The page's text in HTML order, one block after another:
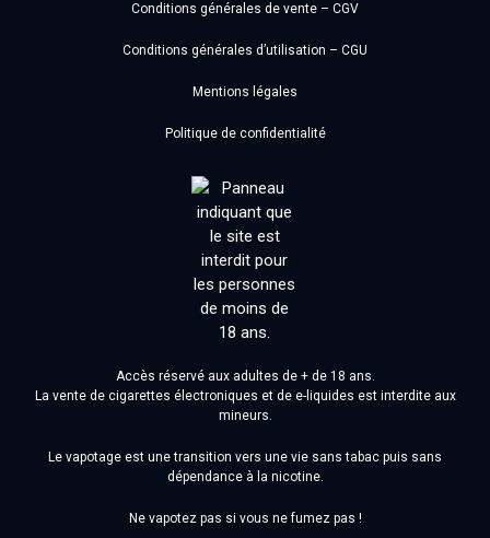
Conditions générales de vente – CGV
Conditions générales d’utilisation – CGU
Mentions légales
Politique de confidentialité
Accès réservé aux adultes de + de 18 ans.
La vente de cigarettes électroniques et de e-liquides est interdite aux
mineurs.
Le vapotage est une transition vers une vie sans tabac puis sans
dépendance à la nicotine.
Ne vapotez pas si vous ne fumez pas !